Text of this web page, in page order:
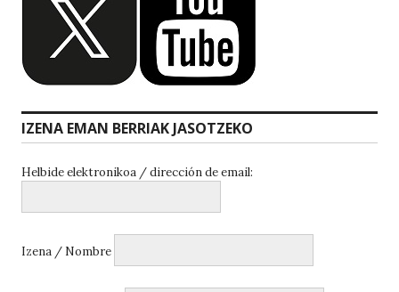
IZENA EMAN BERRIAK JASOTZEKO
Helbide elektronikoa / dirección de email:
Izena / Nombre